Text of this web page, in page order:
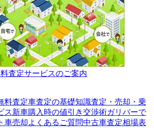
査定サービスのご案内
料査定車査定の基礎知識査定・売却・乗
ス新車購入時の値引き交渉術ガリバーで
車売却よくあるご質問中古車査定相場表